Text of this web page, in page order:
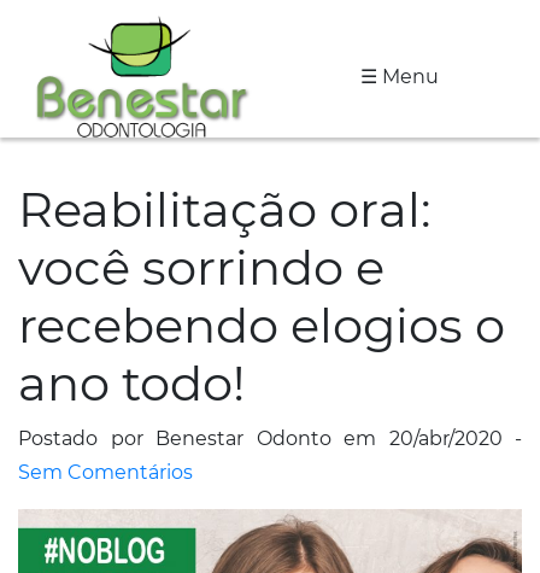
☰ Menu
A
Clínica
Especialidades
Tratamentos
Depoimentos
Dicas
Saúde
Fale
Conosco
Reabilitação oral:
você sorrindo e
recebendo elogios o
ano todo!
Postado por Benestar Odonto em 20/abr/2020 -
Sem Comentários